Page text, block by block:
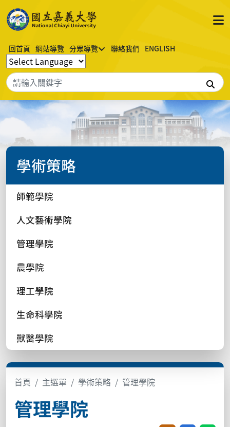
回首頁 網站導覽 分眾導覽 聯絡我們 ENGLISH
搜尋
學術策略
師範學院
人文藝術學院
管理學院
農學院
理工學院
生命科學院
獸醫學院
首頁 主選單 學術策略 管理學院
管理學院